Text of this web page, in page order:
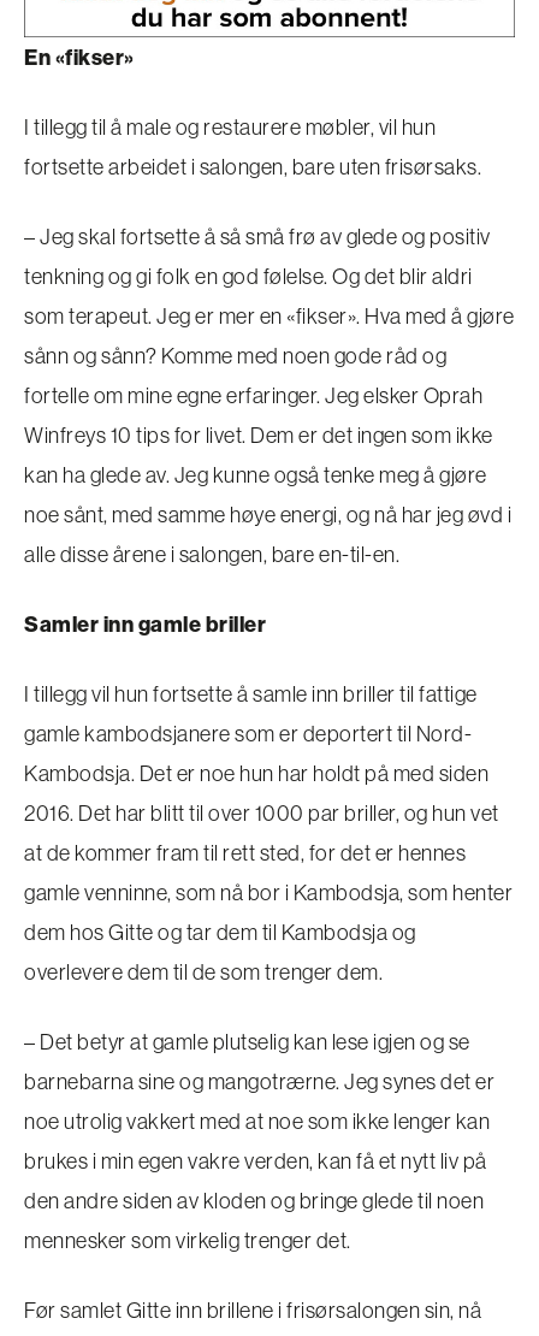
En «fikser»
I tillegg til å male og restaurere møbler, vil hun
fortsette arbeidet i salongen, bare uten frisørsaks.
– Jeg skal fortsette å så små frø av glede og positiv
tenkning og gi folk en god følelse. Og det blir aldri
som terapeut. Jeg er mer en «fikser». Hva med å gjøre
sånn og sånn? Komme med noen gode råd og
fortelle om mine egne erfaringer. Jeg elsker Oprah
Winfreys 10 tips for livet. Dem er det ingen som ikke
kan ha glede av. Jeg kunne også tenke meg å gjøre
noe sånt, med samme høye energi, og nå har jeg øvd i
alle disse årene i salongen, bare en-til-en.
Samler inn gamle briller
I tillegg vil hun fortsette å samle inn briller til fattige
gamle kambodsjanere som er deportert til Nord-
Kambodsja. Det er noe hun har holdt på med siden
2016. Det har blitt til over 1000 par briller, og hun vet
at de kommer fram til rett sted, for det er hennes
gamle venninne, som nå bor i Kambodsja, som henter
dem hos Gitte og tar dem til Kambodsja og
overlevere dem til de som trenger dem.
– Det betyr at gamle plutselig kan lese igjen og se
barnebarna sine og mangotrærne. Jeg synes det er
noe utrolig vakkert med at noe som ikke lenger kan
brukes i min egen vakre verden, kan få et nytt liv på
den andre siden av kloden og bringe glede til noen
mennesker som virkelig trenger det.
Før samlet Gitte inn brillene i frisørsalongen sin, nå